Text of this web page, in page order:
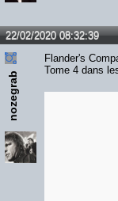
22/02/2020 08:32:39
nozegrab
Flander's
Tome 4 dans